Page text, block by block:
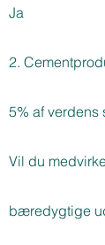
Ja
2.
5% af
Vil du
bæredygtige